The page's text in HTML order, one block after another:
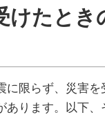
けたとき
限らず、災害
あります。以下